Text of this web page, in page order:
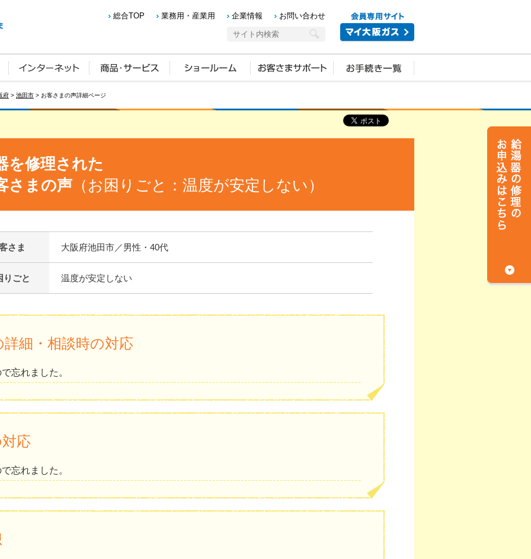
総合TOP 業務用・産業用 企業情報 お問い合わせ
府 > 池田市 > お客さまの声詳細ページ
を修理された
さまの声 （お困りごと：温度が安定しない）
さま 大阪府池田市／男性・40代
りごと 温度が安定しない
細・相談時の対応
忘れました。
応
忘れました。